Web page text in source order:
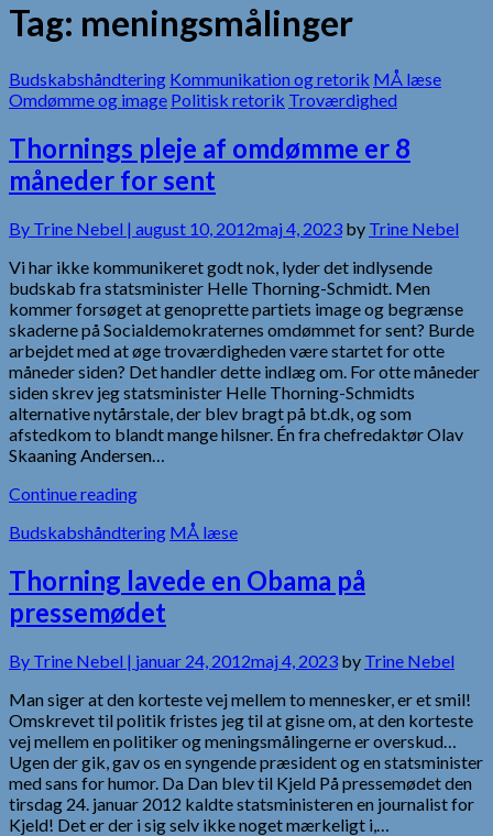
Tag: meningsmålinger
Budskabshåndtering Kommunikation og retorik MÅ læse
Omdømme og image Politisk retorik Troværdighed
Thornings pleje af omdømme er 8
måneder for sent
By Trine Nebel | august 10, 2012maj 4, 2023 by Trine Nebel
Vi har ikke kommunikeret godt nok, lyder det indlysende
budskab fra statsminister Helle Thorning-Schmidt. Men
kommer forsøget at genoprette partiets image og begrænse
skaderne på Socialdemokraternes omdømmet for sent? Burde
arbejdet med at øge troværdigheden være startet for otte
måneder siden? Det handler dette indlæg om. For otte måneder
siden skrev jeg statsminister Helle Thorning-Schmidts
alternative nytårstale, der blev bragt på bt.dk, og som
afstedkom to blandt mange hilsner. Én fra chefredaktør Olav
Skaaning Andersen…
Continue reading
Budskabshåndtering MÅ læse
Thorning lavede en Obama på
pressemødet
By Trine Nebel | januar 24, 2012maj 4, 2023 by Trine Nebel
Man siger at den korteste vej mellem to mennesker, er et smil!
Omskrevet til politik fristes jeg til at gisne om, at den korteste
vej mellem en politiker og meningsmålingerne er overskud…
Ugen der gik, gav os en syngende præsident og en statsminister
med sans for humor. Da Dan blev til Kjeld På pressemødet den
tirsdag 24. januar 2012 kaldte statsministeren en journalist for
Kjeld! Det er der i sig selv ikke noget mærkeligt i,…